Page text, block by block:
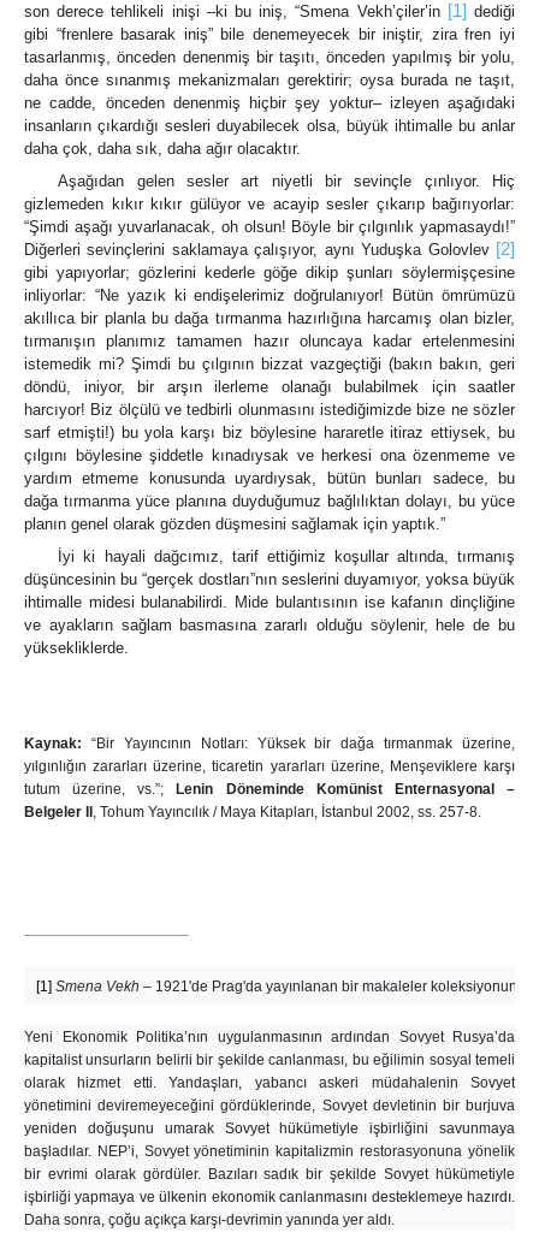
son derece tehlikeli inişi –ki bu iniş, “Smena Vekh’çiler’in [1] dediği
gibi “frenlere basarak iniş” bile denemeyecek bir iniştir, zira fren iyi
tasarlanmış, önceden denenmiş bir taşıtı, önceden yapılmış bir yolu,
daha önce sınanmış mekanizmaları gerektirir; oysa burada ne taşıt,
ne cadde, önceden denenmiş hiçbir şey yoktur‒ izleyen aşağıdaki
insanların çıkardığı sesleri duyabilecek olsa, büyük ihtimalle bu anlar
daha çok, daha sık, daha ağır olacaktır.
Aşağıdan gelen sesler art niyetli bir sevinçle çınlıyor. Hiç
gizlemeden kıkır kıkır gülüyor ve acayip sesler çıkarıp bağırıyorlar:
“Şimdi aşağı yuvarlanacak, oh olsun! Böyle bir çılgınlık yapmasaydı!”
Diğerleri sevinçlerini saklamaya çalışıyor, aynı Yuduşka Golovlev [2]
gibi yapıyorlar; gözlerini kederle göğe dikip şunları söylermişçesine
inliyorlar: “Ne yazık ki endişelerimiz doğrulanıyor! Bütün ömrümüzü
akıllıca bir planla bu dağa tırmanma hazırlığına harcamış olan bizler,
tırmanışın planımız tamamen hazır oluncaya kadar ertelenmesini
istemedik mi? Şimdi bu çılgının bizzat vazgeçtiği (bakın bakın, geri
döndü, iniyor, bir arşın ilerleme olanağı bulabilmek için saatler
harcıyor! Biz ölçülü ve tedbirli olunmasını istediğimizde bize ne sözler
sarf etmişti!) bu yola karşı biz böylesine hararetle itiraz ettiysek, bu
çılgını böylesine şiddetle kınadıysak ve herkesi ona özenmeme ve
yardım etmeme konusunda uyardıysak, bütün bunları sadece, bu
dağa tırmanma yüce planına duyduğumuz bağlılıktan dolayı, bu yüce
planın genel olarak gözden düşmesini sağlamak için yaptık.”
İyi ki hayali dağcımız, tarif ettiğimiz koşullar altında, tırmanış
düşüncesinin bu “gerçek dostları”nın seslerini duyamıyor, yoksa büyük
ihtimalle midesi bulanabilirdi. Mide bulantısının ise kafanın dinçliğine
ve ayakların sağlam basmasına zararlı olduğu söylenir, hele de bu
yüksekliklerde.
Kaynak: “Bir Yayıncının Notları: Yüksek bir dağa tırmanmak üzerine,
yılgınlığın zararları üzerine, ticaretin yararları üzerine, Menşeviklere karşı
tutum üzerine, vs.”;
Lenin Döneminde Komünist Enternasyonal –
Belgeler II , Tohum Yayıncılık / Maya Kitapları, İstanbul 2002, ss. 257-8.
[1] Smena Vekh ‒ 1921'de Prag'da yayınlanan bir makaleler koleksiyonunun
Yeni Ekonomik Politika’nın uygulanmasının ardından Sovyet Rusya’da
kapitalist unsurların belirli bir şekilde canlanması, bu eğilimin sosyal temeli
olarak hizmet etti. Yandaşları, yabancı askeri müdahalenin Sovyet
yönetimini deviremeyeceğini gördüklerinde, Sovyet devletinin bir burjuva
yeniden doğuşunu umarak Sovyet hükümetiyle işbirliğini savunmaya
başladılar. NEP’i, Sovyet yönetiminin kapitalizmin restorasyonuna yönelik
bir evrimi olarak gördüler. Bazıları sadık bir şekilde Sovyet hükümetiyle
işbirliği yapmaya ve ülkenin ekonomik canlanmasını desteklemeye hazırdı.
Daha sonra, çoğu açıkça karşı-devrimin yanında yer aldı.